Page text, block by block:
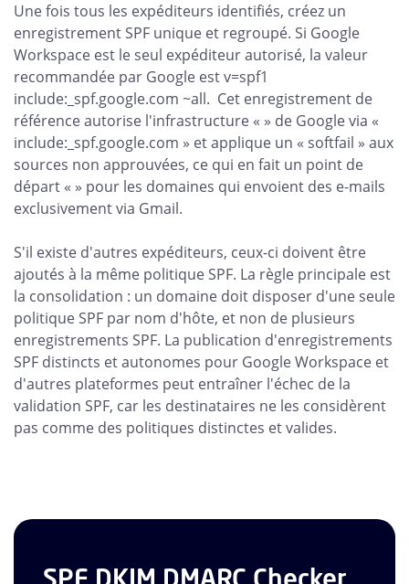
Une fois tous les expéditeurs identifiés, créez un
enregistrement SPF unique et regroupé. Si Google
Workspace est le seul expéditeur autorisé, la valeur
recommandée par Google est v=spf1
include:_spf.google.com ~all. Cet enregistrement de
référence autorise l'infrastructure « » de Google via «
include:_spf.google.com » et applique un « softfail » aux
sources non approuvées, ce qui en fait un point de
départ « » pour les domaines qui envoient des e-mails
exclusivement via Gmail.
S'il existe d'autres expéditeurs, ceux-ci doivent être
ajoutés à la même politique SPF. La règle principale est
la consolidation : un domaine doit disposer d'une seule
politique SPF par nom d'hôte, et non de plusieurs
enregistrements SPF. La publication d'enregistrements
SPF distincts et autonomes pour Google Workspace et
d'autres plateformes peut entraîner l'échec de la
validation SPF, car les destinataires ne les considèrent
pas comme des politiques distinctes et valides.